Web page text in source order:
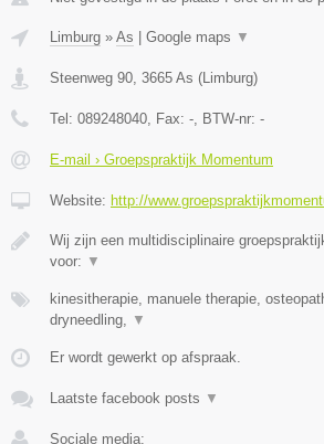
Limburg » As Google maps ▼
Steenweg 90, 3665 As (Limburg)
Tel: 089248040, Fax: -, BTW-nr: -
E-mail › Groepspraktijk Momentum
Website: http://
Wij zijn een multidisciplinaire
voor: ▼
kinesitherapie, manuele therapie,
dryneedling, ▼
Er wordt gewerkt op afspraak.
Laatste facebook posts ▼
Sociale media: